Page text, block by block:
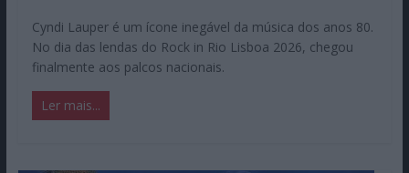
Cyndi Lauper é um ícone inegável da música dos anos 80.
No dia das lendas do Rock in Rio Lisboa 2026, chegou
finalmente aos palcos nacionais.
Ler mais...